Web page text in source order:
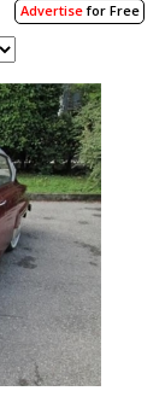
Advertisefor Free